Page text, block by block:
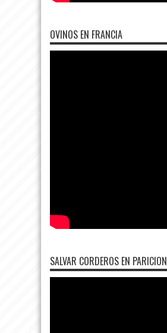
OVINOS EN FRANCIA
SALVAR CORDEROS EN PARICION